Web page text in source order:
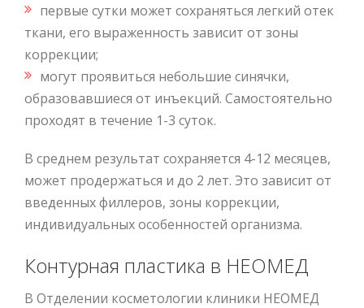
первые сутки может сохраняться легкий отек
ткани, его выраженность зависит от зоны
коррекции;
могут проявиться небольшие синячки,
образовавшиеся от инъекций. Самостоятельно
проходят в течение 1-3 суток.
В среднем результат сохраняется 4-12 месяцев,
может продержаться и до 2 лет. Это зависит от
введенных филлеров, зоны коррекции,
индивидуальных особенностей организма.
Контурная пластика в НЕОМЕД
В Отделении косметологии клиники НЕОМЕД